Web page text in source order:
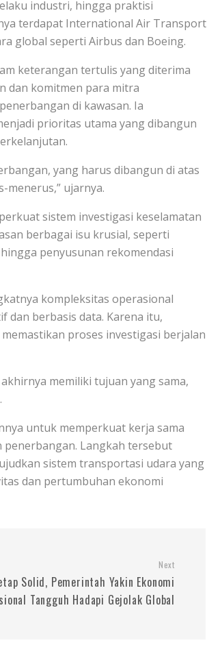
industri, hingga praktisi
terdapat International Air Transport
global seperti Airbus dan Boeing.
keterangan tertulis yang diterima
dan komitmen para mitra
di kawasan. Ia
prioritas utama yang dibangun
yang harus dibangun di atas
menerus,” ujarnya.
sistem investigasi keselamatan
berbagai isu krusial, seperti
penyusunan rekomendasi
kompleksitas operasional
dan berbasis data. Karena itu,
proses investigasi berjalan
memiliki tujuan yang sama,
untuk memperkuat kerja sama
Langkah tersebut
sistem transportasi udara yang
dan pertumbuhan ekonomi
Next
Solid, Pemerintah Yakin Ekonomi
Tangguh Hadapi Gejolak Global